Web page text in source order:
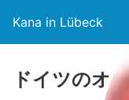
Kana in Lübeck
ドイツのオ